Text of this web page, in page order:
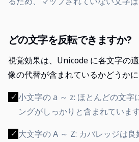
どの文字を反転できますか?
視覚効果は、Unicode に各文字の
像の代替が含まれているかどうかに
✓ 小文字の a ～ z: ほとんどの文字
ングがしっかりと含まれています
✓ 大文字の A ～ Z: カバレッジは